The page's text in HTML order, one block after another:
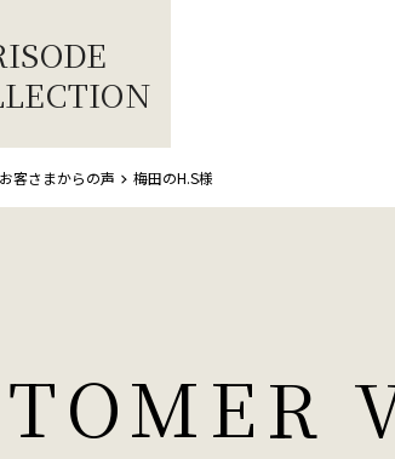
客さまからの声 梅田のH.S様